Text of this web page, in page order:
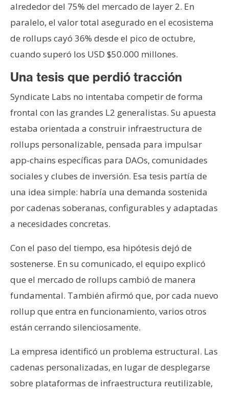
alrededor del 75% del mercado de layer 2. En
paralelo, el valor total asegurado en el ecosistema
de rollups cayó 36% desde el pico de octubre,
cuando superó los USD $50.000 millones.
Una tesis que perdió tracción
Syndicate Labs no intentaba competir de forma
frontal con las grandes L2 generalistas. Su apuesta
estaba orientada a construir infraestructura de
rollups personalizable, pensada para impulsar
app-chains específicas para DAOs, comunidades
sociales y clubes de inversión. Esa tesis partía de
una idea simple: habría una demanda sostenida
por cadenas soberanas, configurables y adaptadas
a necesidades concretas.
Con el paso del tiempo, esa hipótesis dejó de
sostenerse. En su comunicado, el equipo explicó
que el mercado de rollups cambió de manera
fundamental. También afirmó que, por cada nuevo
rollup que entra en funcionamiento, varios otros
están cerrando silenciosamente.
La empresa identificó un problema estructural. Las
cadenas personalizadas, en lugar de desplegarse
sobre plataformas de infraestructura reutilizable,